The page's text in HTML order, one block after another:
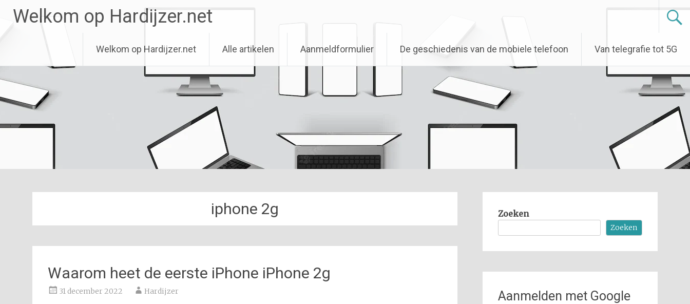
naarWelkom op Hardijzer.net
Welkom op Hardijzer.net Alle artikelen Aanmeldformulier De geschiedenis van de mobiele telefoon Van telegrafie tot 5G
iphone 2g
Waarom heet de eerste iPhone iPhone 2g
31 december 2022 Hardijzer
Zoeken
Zoeken
Aanmelden met Google